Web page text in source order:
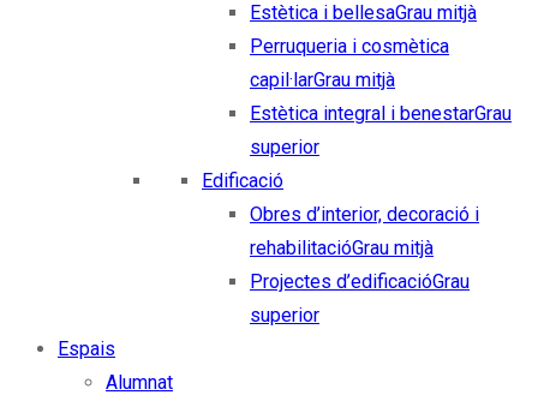
Estètica i bellesaGrau mitjà
Perruqueria i cosmètica
capil·larGrau mitjà
Estètica integral i benestarGrau
superior
Edificació
Obres d’interior, decoració i
rehabilitacióGrau mitjà
Projectes d’edificacióGrau
superior
Espais
Alumnat